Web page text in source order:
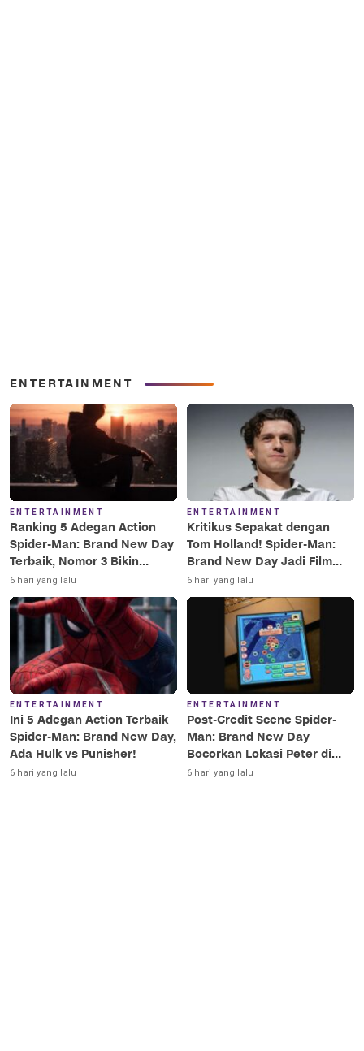
ENTERTAINMENT
ENTERTAINMENT
Ranking 5 Adegan Action
Spider-Man: Brand New Day
Terbaik, Nomor 3 Bikin
Terkesima!
6 hari yang lalu
ENTERTAINMENT
Kritikus Sepakat dengan
Tom Holland! Spider-Man:
Brand New Day Jadi Film
Terbaik Era MCU
6 hari yang lalu
ENTERTAINMENT
Ini 5 Adegan Action Terbaik
Spider-Man: Brand New Day,
Ada Hulk vs Punisher!
6 hari yang lalu
ENTERTAINMENT
Post-Credit Scene Spider-
Man: Brand New Day
Bocorkan Lokasi Peter di
Luar Angkasa!
6 hari yang lalu